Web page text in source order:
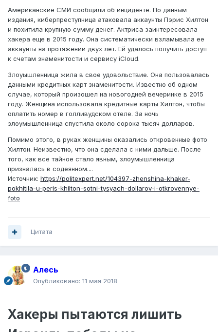
Американские СМИ сообщили об инциденте. По данным
издания, киберпреступница атаковала аккаунты Пэрис Хилтон
и похитила крупную сумму денег. Актриса заинтересовала
хакера еще в 2015 году. Она систематически взламывала ее
аккаунты на протяжении двух лет. Ей удалось получить доступ
к счетам знаменитости и сервису iCloud.
Злоуышленница жила в свое удовольствие. Она пользовалась
данными кредитных карт знаменитости. Известно об одном
случае, который произошел на новогодней вечеринке в 2015
году. Женщина использовала кредитные карты Хилтон, чтобы
оплатить номер в голливудском отеле. За ночь
злоумышленница спустила около сорока тысяч долларов.
Помимо этого, в руках женщины оказались откровенные фото
Хилтон. Неизвестно, что она сделала с ними дальше. После
того, как все тайное стало явным, злоумышленница
призналась в содеянном....
Источник: https://politexpert.net/104397-zhenshina-khaker-
pokhitila-u-peris-khilton-sotni-tysyach-dollarov-i-otkrovennye-
foto
Цитата
Алесь
Опубликовано: 11 мая 2018
Хакеры пытаются лишить